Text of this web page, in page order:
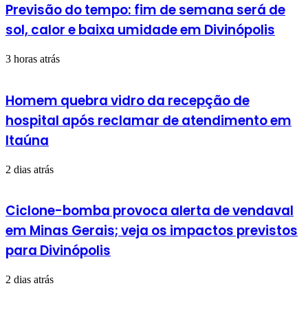
Previsão do tempo: fim de semana será de
sol, calor e baixa umidade em Divinópolis
3 horas atrás
Homem quebra vidro da recepção de
hospital após reclamar de atendimento em
Itaúna
2 dias atrás
Ciclone-bomba provoca alerta de vendaval
em Minas Gerais; veja os impactos previstos
para Divinópolis
2 dias atrás